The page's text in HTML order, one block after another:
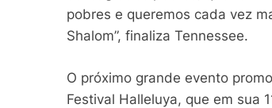
pobres e queremos cada vez
Shalom”, finaliza Tennessee.
O próximo grande evento
Festival Halleluya, que em sua